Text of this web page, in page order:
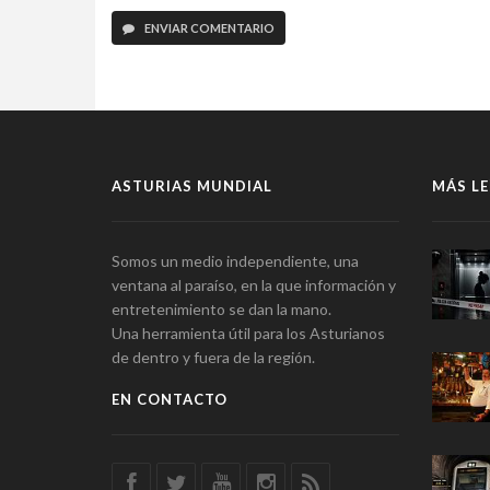
ENVIAR COMENTARIO
ASTURIAS MUNDIAL
Somos un medio independiente, una
ventana al paraíso, en la que información y
entretenimiento se dan la mano.
Una herramienta útil para los Asturianos
de dentro y fuera de la región.
EN CONTACTO
MÁS